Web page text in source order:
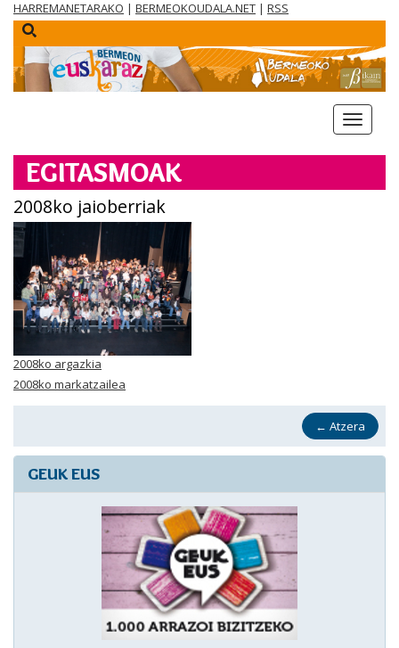
HARREMANETARAKO | BERMEOKOUDALA.NET | RSS
menua
EGITASMOAK
2008ko jaioberriak
2008ko argazkia
2008ko markatzailea
← Atzera
GEUK EUS